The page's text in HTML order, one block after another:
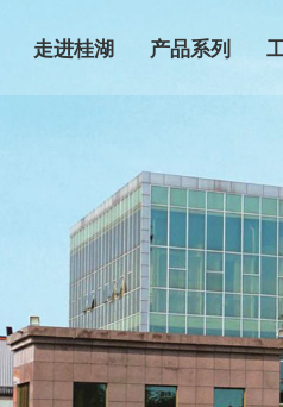
走进桂湖
集团文化
发展历程
荣誉资质
企业展示
产品系列
家装防水系列产品
防水涂膜系列产
CGP强粘系列防
材
高分子系列防水
自粘系列防水卷